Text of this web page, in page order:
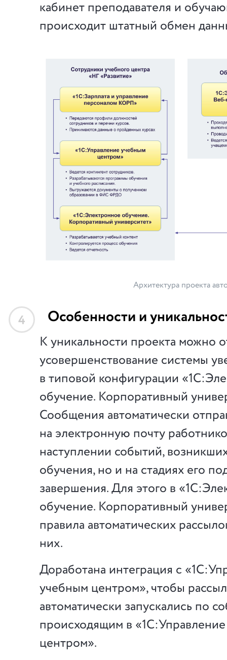
кабинет преподавателя и
происходит штатный обмен
Архитектура проекта
4 Особенности и
К уникальности проекта можно
усовершенствование системы
в типовой конфигурации
обучение. Корпоративный
Сообщения автоматически
на электронную почту
наступлении событий,
обучения, но и на стадиях его
завершения. Для этого в
обучение. Корпоративный
правила автоматических
них.
Доработана интеграция с
учебным центром», чтобы
автоматически запускались по
происходящим в
центром».